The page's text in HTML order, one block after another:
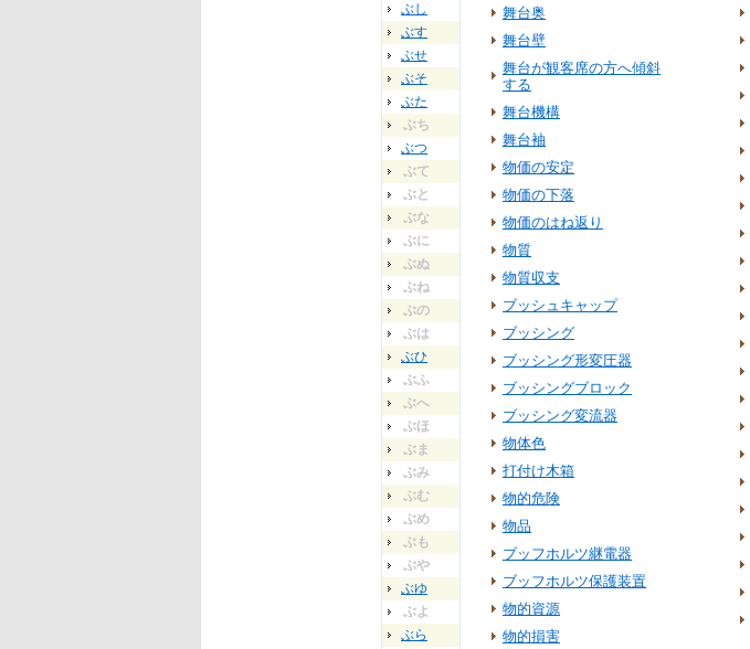
ぶし
ぶす
ぶせ
ぶそ
ぶた
ぶち
ぶつ
ぶて
ぶと
ぶな
ぶに
ぶぬ
ぶね
ぶの
ぶは
ぶひ
ぶふ
ぶへ
ぶほ
ぶま
ぶみ
ぶむ
ぶめ
ぶも
ぶや
ぶゆ
ぶよ
ぶら
舞台奥
舞台壁
舞台が観客席の方へ傾斜
する
舞台機構
舞台袖
物価の安定
物価の下落
物価のはね返り
物質
物質収支
ブッシュキャップ
ブッシング
ブッシング形変圧器
ブッシングブロック
ブッシング変流器
物体色
打付け木箱
物的危険
物品
ブッフホルツ継電器
ブッフホルツ保護装置
物的資源
物的損害